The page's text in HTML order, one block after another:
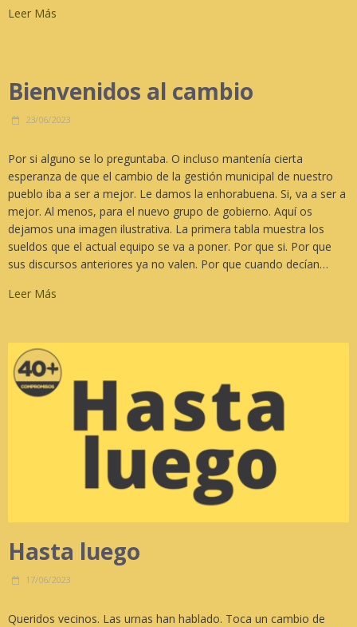
Leer Más
Bienvenidos al cambio
23/06/2023
Por si alguno se lo preguntaba. O incluso mantenía cierta
esperanza de que el cambio de la gestión municipal de nuestro
pueblo iba a ser a mejor. Le damos la enhorabuena. Si, va a ser a
mejor. Al menos, para el nuevo grupo de gobierno. Aquí os
dejamos una imagen ilustrativa. La primera tabla muestra los
sueldos que el actual equipo se va a poner. Por que si. Por que
sus discursos anteriores ya no valen. Por que cuando decían…
Leer Más
Hasta luego
17/06/2023
Queridos vecinos. Las urnas han hablado. Toca un cambio de